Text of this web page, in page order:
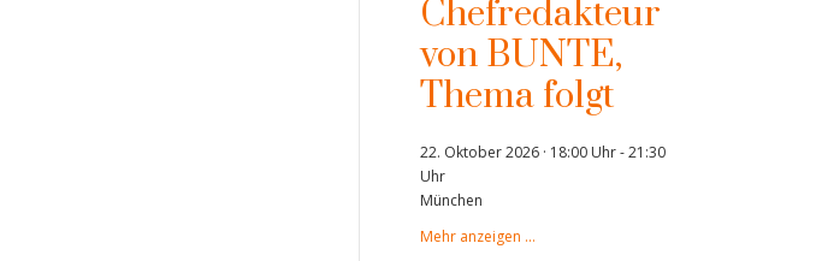
Chefredakteur
von BUNTE,
Thema folgt
22. Oktober 2026 · 18:00 Uhr-21:30
Uhr
München
Mehr anzeigen …